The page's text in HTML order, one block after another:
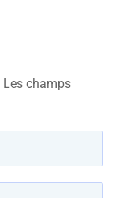
Les champs